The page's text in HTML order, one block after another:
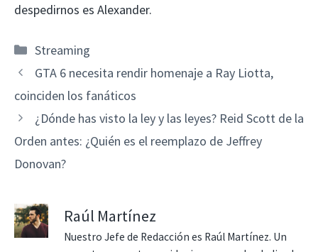
despedirnos es Alexander.
Categorías
Streaming
GTA 6 necesita rendir homenaje a Ray Liotta,
coinciden los fanáticos
¿Dónde has visto la ley y las leyes? Reid Scott de la
Orden antes: ¿Quién es el reemplazo de Jeffrey
Donovan?
Raúl Martínez
Nuestro Jefe de Redacción es Raúl Martínez. Un